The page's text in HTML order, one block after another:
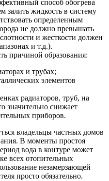
способ обогрева
залить жидкость в систему
определенным
не должно превышать
и жесткости должен
и т.д.).
причиной образования:
и трубах;
элементов
радиаторов, труб, на
значительно снижает
приборов.
владельцы частных домов
В моменты простоя
вода в контуре может
всех отопительных
незамерзающей
просто обязательно.